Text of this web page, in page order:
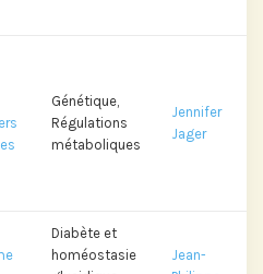
Génétique,
Régulations
métaboliques
Jennifer
Jager
Diabète et
homéostasie
Jean-